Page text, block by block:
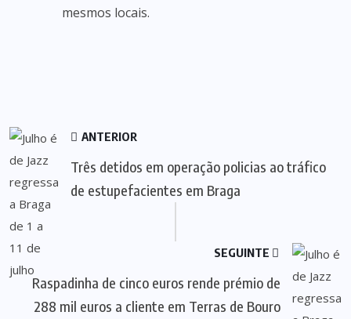
mesmos locais.
ANTERIOR
Três detidos em operação policias ao tráfico
de estupefacientes em Braga
SEGUINTE
Raspadinha de cinco euros rende prémio de
288 mil euros a cliente em Terras de Bouro